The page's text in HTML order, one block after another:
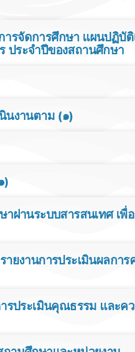
รจัดการศึกษา แผนปฏิบั
ประจําปีของสถานศึกษา
นงานตาม (๑)
)
ผ่านระบบสารสนเทศ เ
ยงานการประเมินผลกา
รประเมินคุณธรรม และค